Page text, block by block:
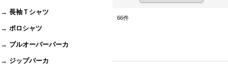
→ 長袖Ｔシャツ
→ ポロシャツ
→ プルオーバーパーカ
→ ジップパーカ
66件